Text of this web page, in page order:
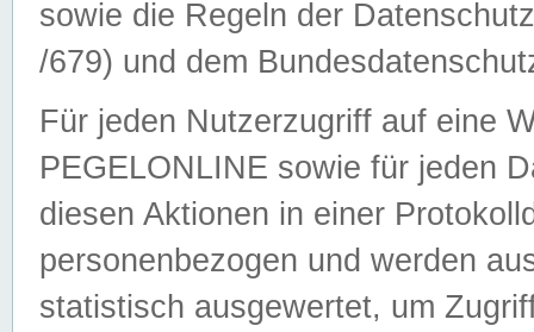
sowie die Regeln der
/679) und dem
Für jeden Nutzerzugriff auf eine
PEGELONLINE sowie für jeden
diesen Aktionen in einer
personenbezogen und werden
statistisch ausgewertet, um